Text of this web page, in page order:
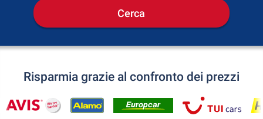
Cerca
Risparmia grazie al confronto dei prezzi